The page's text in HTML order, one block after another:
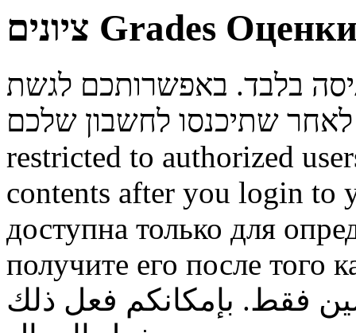
ציונים Grades
בלבד. באפשרותכם לגשת
restricted to authorized
contents after you login to
доступна только для
получите его после того
فقط. بإمكانكم فعل ذلك